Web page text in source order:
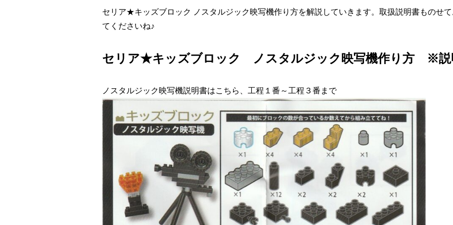
セリア★キッズブロック ノスタルジック映写機作り方を解説していきます。取扱説明書ものせ
てくださいね♪
セリア★キッズブロック ノスタルジック映写機作り方 ※説
ノスタルジック映写機説明書はこちら、工程１番～工程３番まで